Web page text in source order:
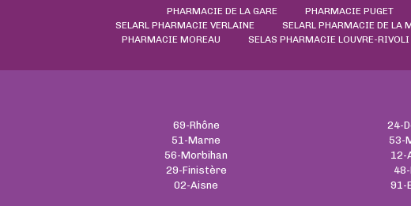
PHARMACIE DE LA GARE
PHARMACIE PUGET
SELARL PHARMACIE VERLAINE
SELARL PHARMACIE DE LA
PHARMACIE MOREAU
SELAS PHARMACIE LOUVRE-RIVOLI
69-Rhône
51-Marne
56-Morbihan
29-Finistère
02-Aisne
24-
53-
12-
91-